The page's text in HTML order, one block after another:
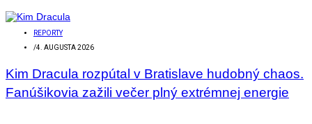
REPORTY
/4. AUGUSTA 2026
Kim Dracula rozpútal v Bratislave hudobný chaos.
Fanúšikovia zažili večer plný extrémnej energie